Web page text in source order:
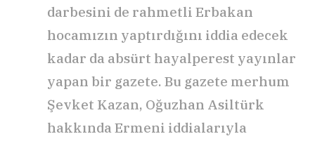
darbesini de rahmetli Erbakan
hocamızın yaptırdığını iddia edecek
kadar da absürt hayalperest yayınlar
yapan bir gazete. Bu gazete merhum
Şevket Kazan, Oğuzhan Asiltürk
hakkında Ermeni iddialarıyla